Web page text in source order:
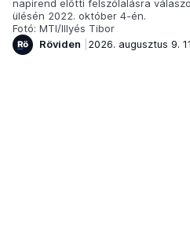
napirend előtti felszólalásra
ülésén 2022. október 4-én.
Fotó: MTI/Illyés Tibor
Röviden
2026. augusztus 9.